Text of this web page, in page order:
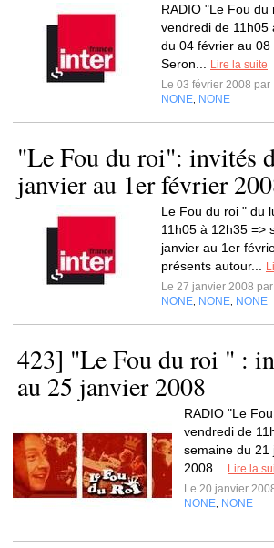
RADIO "Le Fou du
vendredi de 11h05
du 04 février au 08
Seron...
Lire la suite
Le 03 février 2008 par
NONE NONE
"Le Fou du roi": invités
janvier au 1er février
Le Fou du roi " du
11h05 à 12h35 =>
janvier au 1er
présents autour...
Le 27 janvier 2008 par
NONE NONE NONE
423] "Le Fou du roi " :
au 25 janvier 2008
RADIO "Le
vendredi de
semaine du 21
2008...
Lire la
Le 20 janvier
NONE NONE